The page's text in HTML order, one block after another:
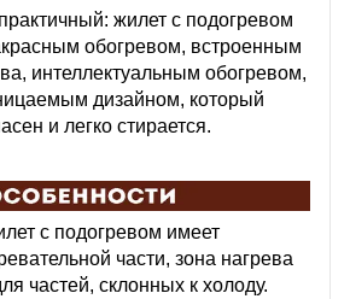
жилет с подогревом
обогревом, встроенным
интеллектуальным обогревом,
дизайном, который
и легко стирается.
с подогревом имеет
части, зона нагрева
частей, склонных к холоду.